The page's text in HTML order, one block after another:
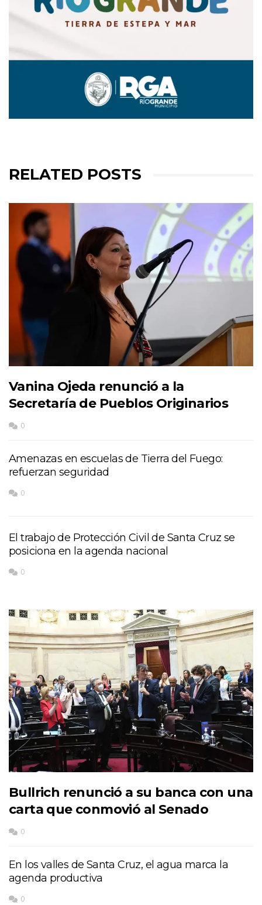
RELATED POSTS
Vanina Ojeda renunció a la
Secretaría de Pueblos Originarios
0
Amenazas en escuelas de Tierra del Fuego:
refuerzan seguridad
0
El trabajo de Protección Civil de Santa Cruz se
posiciona en la agenda nacional
0
Bullrich renunció a su banca con una
carta que conmovió al Senado
0
En los valles de Santa Cruz, el agua marca la
agenda productiva
0